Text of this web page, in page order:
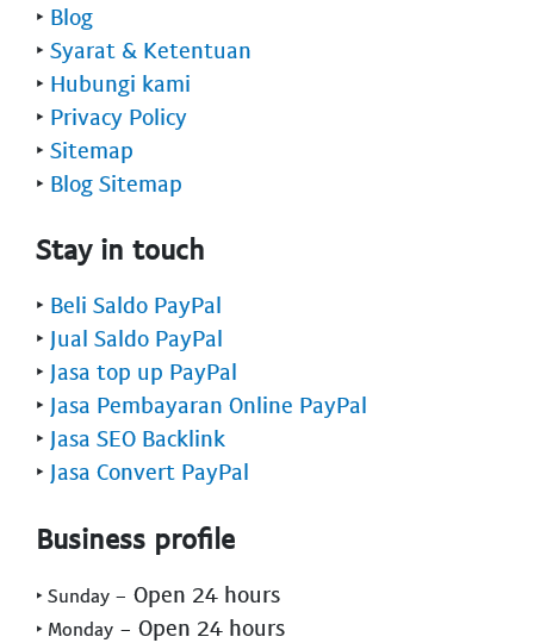
‣ Blog
‣ Syarat & Ketentuan
‣ Hubungi kami
‣ Privacy Policy
‣ Sitemap
‣ Blog Sitemap
Stay in touch
‣ Beli Saldo PayPal
‣ Jual Saldo PayPal
‣ Jasa top up PayPal
‣ Jasa Pembayaran Online PayPal
‣ Jasa SEO Backlink
‣ Jasa Convert PayPal
Business profile
‣ Sunday - Open 24 hours
‣ Monday - Open 24 hours